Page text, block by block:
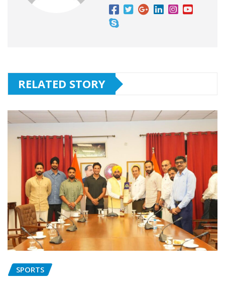
RELATED STORY
SPORTS